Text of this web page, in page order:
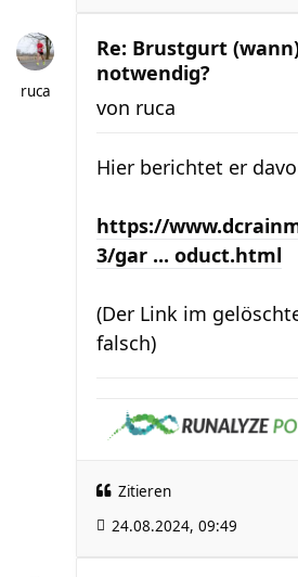
ruca
Re: Brustgurt
notwendig?
von ruca
Hier berichtet er
https://
3/gar ... oduct.html
(Der Link im
falsch)
Zitieren
24.08.2024, 09:49